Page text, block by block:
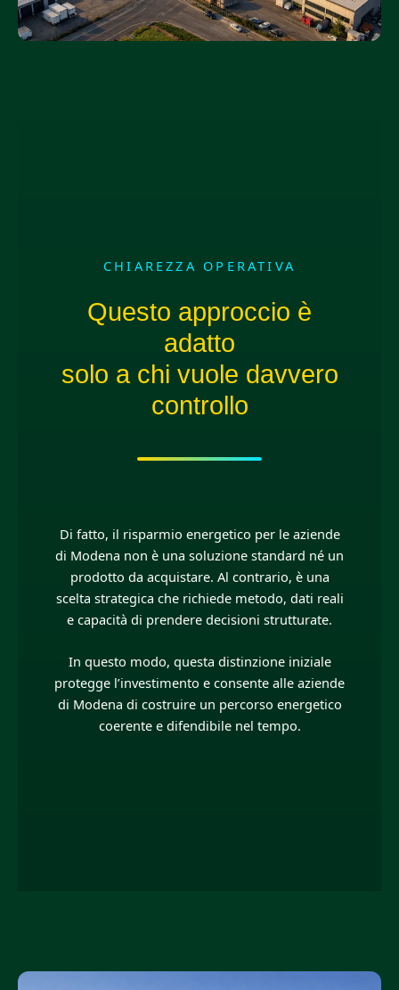
CHIAREZZA OPERATIVA
Questo approccio è
adatto
solo a chi vuole davvero
controllo
Di fatto, il risparmio energetico per le aziende
di Modena non è una soluzione standard né un
prodotto da acquistare. Al contrario, è una
scelta strategica che richiede metodo, dati reali
e capacità di prendere decisioni strutturate.
In questo modo, questa distinzione iniziale
protegge l’investimento e consente alle aziende
di Modena di costruire un percorso energetico
coerente e difendibile nel tempo.